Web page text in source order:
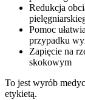
Redukcja
Pomoc
przypadku
Zapięcie na
skokowym
To jest wyrób
etykietą.